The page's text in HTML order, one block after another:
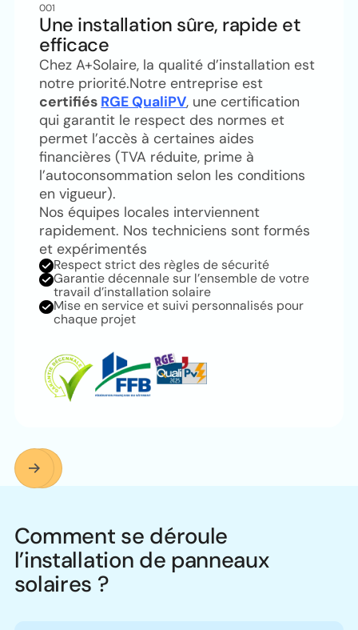
001
Une installation sûre, rapide et
efficace
Chez A+Solaire, la qualité d’installation est
notre priorité.Notre entreprise est
certifiés RGE QualiPV, une certification
qui garantit le respect des normes et
permet l’accès à certaines aides
financières (TVA réduite, prime à
l’autoconsommation selon les conditions
en vigueur).
Nos équipes locales interviennent
rapidement. Nos techniciens sont formés
et expérimentés
Respect strict des règles de sécurité
Garantie décennale sur l’ensemble de votre
travail d’installation solaire
Mise en service et suivi personnalisés pour
chaque projet
Comment se déroule
l’installation de panneaux
solaires ?